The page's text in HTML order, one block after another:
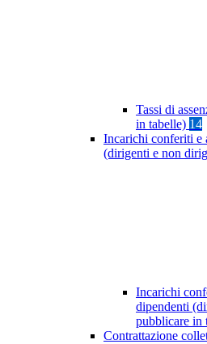
Tassi di
in tabelle) 14
Incarichi conferiti e
(dirigenti e non
Incarichi
dipendenti
pubblicare in
Contrattazione